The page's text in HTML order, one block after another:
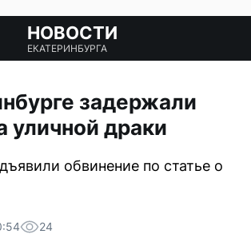
НОВОСТИ
ЕКАТЕРИНБУРГА
задержали
уличной драки
обвинение по статье о
24